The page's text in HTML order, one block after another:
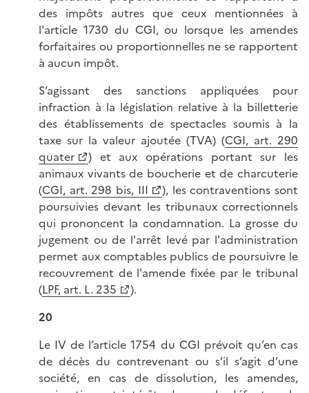
des impôts autres que ceux mentionnées à
l'article 1730 du CGI, ou lorsque les amendes
forfaitaires ou proportionnelles ne se rapportent
à aucun impôt.
S’agissant des sanctions appliquées pour
infraction à la législation relative à la billetterie
des établissements de spectacles soumis à la
taxe sur la valeur ajoutée (TVA) (CGI, art. 290
quater
) et aux opérations portant sur les
animaux vivants de boucherie et de charcuterie
(CGI, art. 298 bis, III
), les contraventions sont
poursuivies devant les tribunaux correctionnels
qui prononcent la condamnation. La grosse du
jugement ou de l'arrêt levé par l'administration
permet aux comptables publics de poursuivre le
recouvrement de l'amende fixée par le tribunal
(LPF, art. L. 235
).
20
Le IV de l’article 1754 du CGI prévoit qu’en cas
de décès du contrevenant ou s’il s’agit d’une
société, en cas de dissolution, les amendes,